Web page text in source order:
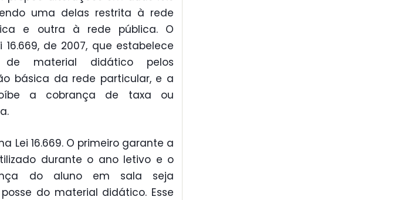
uma delas restrita à rede
e outra à rede pública. O
de 2007, que estabelece
material didático pelos
básica da rede particular, e a
a cobrança de taxa ou
Lei 16.669. O primeiro garante a
durante o ano letivo e o
do aluno em sala seja
do material didático. Esse